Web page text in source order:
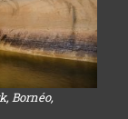
Bornéo,